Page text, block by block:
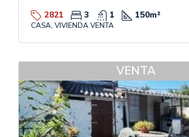
2821 3 1 150m²
CASA, VIVIENDA VENTA
VENTA